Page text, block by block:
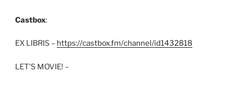
Castbox:
EX LIBRIS – https://castbox.fm/channel/id1432818
LET’S MOVIE! –